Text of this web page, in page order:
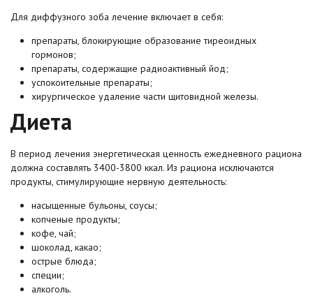
Для диффузного зоба лечение включает в себя:
препараты, блокирующие образование тиреоидных
гормонов;
препараты, содержащие радиоактивный йод;
успокоительные препараты;
хирургическое удаление части щитовидной железы.
Диета
В период лечения энергетическая ценность ежедневного рациона
должна составлять 3400-3800 ккал. Из рациона исключаются
продукты, стимулирующие нервную деятельность:
насыщенные бульоны, соусы;
копченые продукты;
кофе, чай;
шоколад, какао;
острые блюда;
специи;
алкоголь.